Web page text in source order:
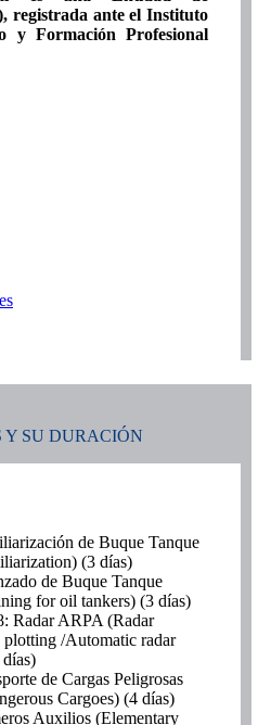
registrada ante el Instituto
y Formación Profesional
Y SU DURACIÓN
de Buque Tanque
(3 días)
de Buque Tanque
for oil tankers) (3 días)
Radar ARPA (Radar
plotting /Automatic radar
de Cargas Peligrosas
Cargoes) (4 días)
Auxilios (Elementary